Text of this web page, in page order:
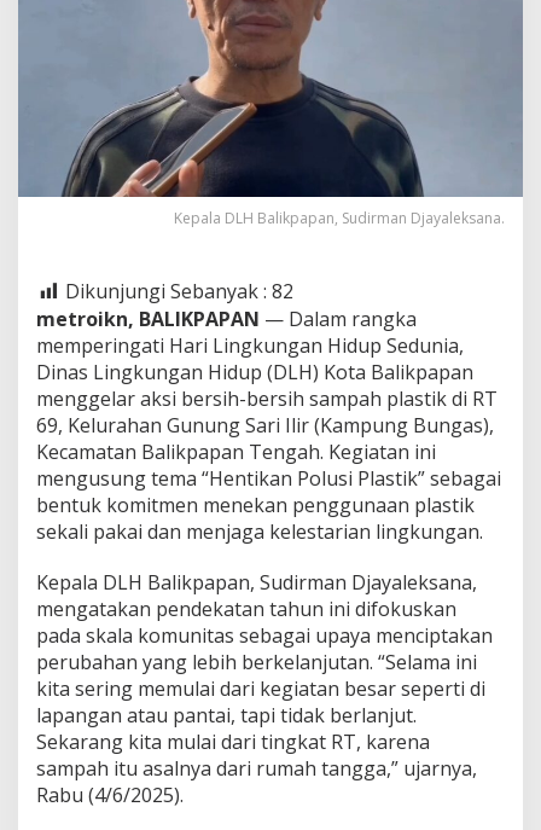
Kepala DLH Balikpapan, Sudirman Djayaleksana.
Dikunjungi Sebanyak : 82
metroikn, BALIKPAPAN — Dalam rangka
memperingati Hari Lingkungan Hidup Sedunia,
Dinas Lingkungan Hidup (DLH) Kota Balikpapan
menggelar aksi bersih-bersih sampah plastik di RT
69, Kelurahan Gunung Sari Ilir (Kampung Bungas),
Kecamatan Balikpapan Tengah. Kegiatan ini
mengusung tema “Hentikan Polusi Plastik” sebagai
bentuk komitmen menekan penggunaan plastik
sekali pakai dan menjaga kelestarian lingkungan.
Kepala DLH Balikpapan, Sudirman Djayaleksana,
mengatakan pendekatan tahun ini difokuskan
pada skala komunitas sebagai upaya menciptakan
perubahan yang lebih berkelanjutan. “Selama ini
kita sering memulai dari kegiatan besar seperti di
lapangan atau pantai, tapi tidak berlanjut.
Sekarang kita mulai dari tingkat RT, karena
sampah itu asalnya dari rumah tangga,” ujarnya,
Rabu (4/6/2025).